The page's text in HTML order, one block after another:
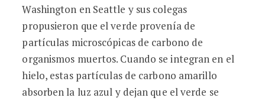
Washington en Seattle y sus colegas
propusieron que el verde provenía de
partículas microscópicas de carbono de
organismos muertos. Cuando se integran en el
hielo, estas partículas de carbono amarillo
absorben la luz azul y dejan que el verde se